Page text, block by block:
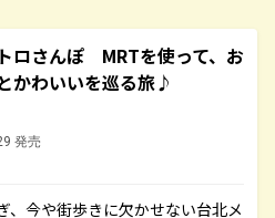
ロさんぽ MRTを使って、お
かわいいを巡る旅♪
発売
、今や街歩きに欠かせない台北メ